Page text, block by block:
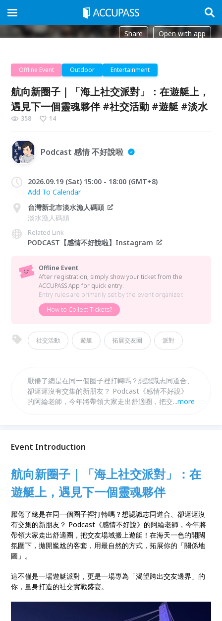
Share Open with app
Offline Event Outdoor Entertainment
航向新圈子｜「海上社交派對」：在遊艇上，
遇見下一個靈魂夥伴 #社交活動 #遊艇 #淡水
358 14
Podcast 感情 不好說啦
2026.09.19 (Sat) 15:00 - 18:00 (GMT+8)
Add To Calendar
台灣新北市淡水漁人碼頭
淡水漁人碼頭
Related Link
PODCAST【感情不好說啦】Instagram
Offline Event
After registration, simply show your ticket from the
ACCUPASS App for quick entry.
Entry rules are primarily set by the event organizer.
How to Collect Tickets?
社交活動 遊艇 拓展交友圈 派對
厭倦了總是在同一個圈子裡打轉嗎？想認識志同道合、
卻遲遲沒有交集的新朋友？ Podcast《感情不好說》
的阿綸老師，今年將帶領大家走出舒適圈，把交友場域
界」的你，量身打造的社交實戰盛宴。
...more
Event Introduction
航向新圈子｜「海上社交派對」：在
遊艇上，遇見下一個靈魂夥伴
厭倦了總是在同一個圈子裡打轉嗎？想認識志同道合、卻遲遲沒
有交集的新朋友？ Podcast《感情不好說》的阿綸老師，今年將
帶領大家走出舒適圈，把交友場域搬上遊艇！在海天一色的開闊
氛圍下，拋開尷尬的客套，用最自然的方式，拓展你的「關係地
圖」。
這不僅是一場遊艇派對，更是一場專為「渴望跨出交友邊界」的
你，量身打造的社交實戰盛宴。